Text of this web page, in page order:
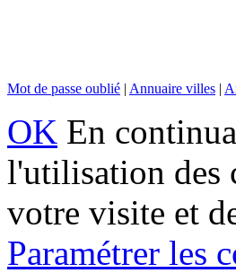
Mot de passe oublié | Annuaire villes |
OK En
l'utilisation des
votre visite et
Paramétrer les